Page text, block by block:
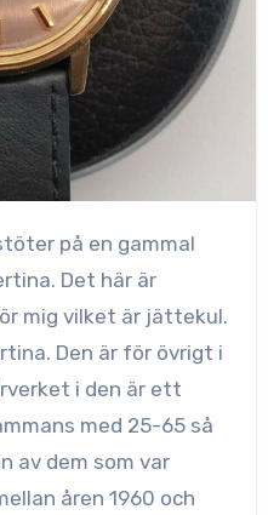
Det här är
mig vilket är jättekul.
Den är för övrigt i
i den är ett
med 25-65 så
av dem som var
åren 1960 och